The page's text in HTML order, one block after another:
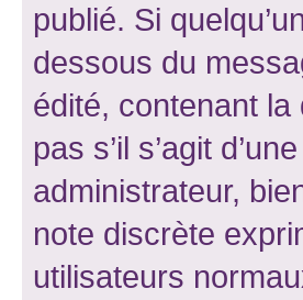
publié. Si
dessous du
édité, contenant la
pas s’il s’agit
administrateur,
note discrète
utilisateurs